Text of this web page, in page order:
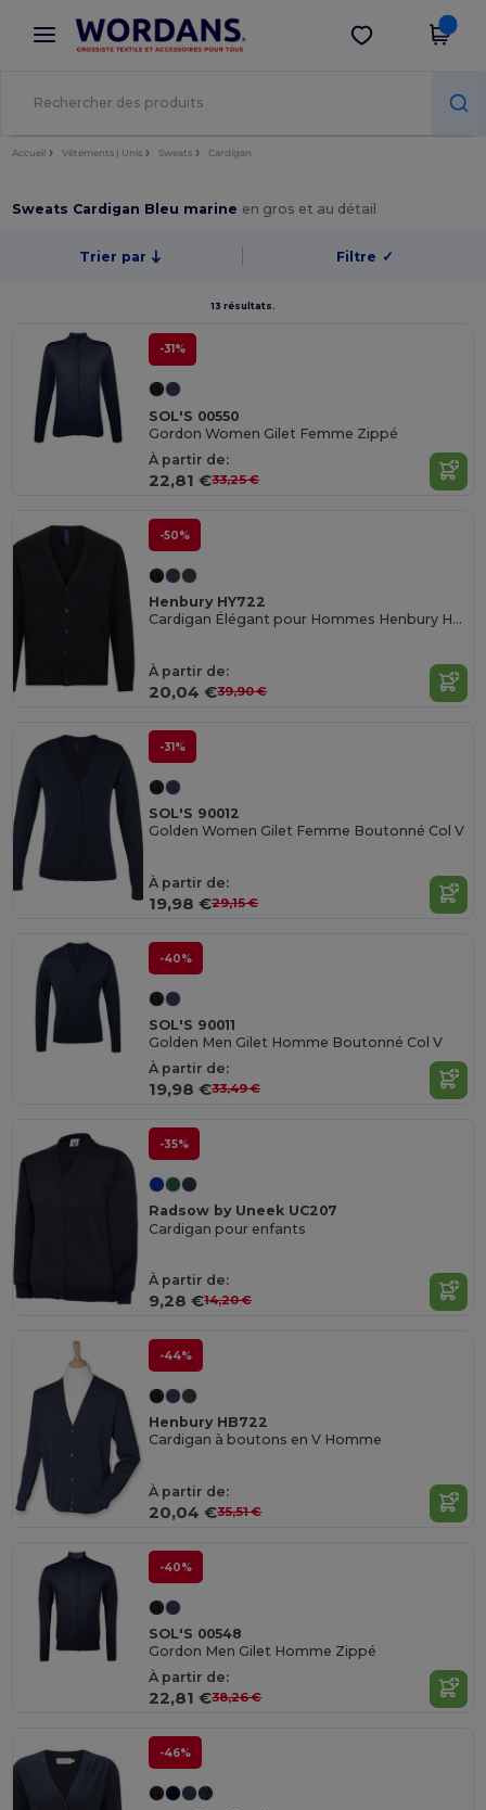
× Appli Wordans
Meilleurs prix sur l’app !
Obtenir l'appli
Accueil Vêtements | Unis Sweats Cardigan
Sweats Cardigan Bleu marine en gros et au détail
Trier par Filtre ✓
13 résultats.
-31%
SOL'S 00550
Gordon Women Gilet Femme Zippé
À partir de:
22,81 €33,25 €
-50%
Henbury HY722
Cardigan Élégant pour Hommes Henbury HY722
À partir de:
20,04 €39,90 €
-31%
SOL'S 90012
Golden Women Gilet Femme Boutonné Col V
À partir de:
19,98 €29,15 €
-40%
SOL'S 90011
Golden Men Gilet Homme Boutonné Col V
À partir de:
19,98 €33,49 €
-35%
Radsow by Uneek UC207
Cardigan pour enfants
À partir de:
9,28 €14,20 €
-44%
Henbury HB722
Cardigan à boutons en V Homme
À partir de:
20,04 €35,51 €
-40%
SOL'S 00548
Gordon Men Gilet Homme Zippé
À partir de:
22,81 €38,26 €
-46%